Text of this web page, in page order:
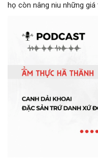
họ còn nâng niu những
thức. Và canh dải khoai